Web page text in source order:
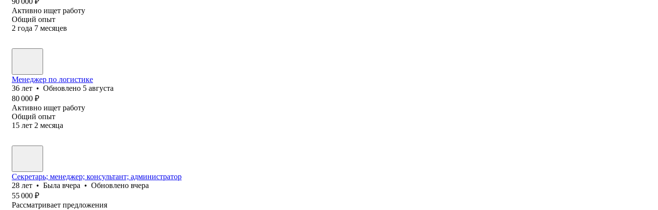
Активно ищет работу
Общий опыт
2 года 7 месяцев
Менеджер по логистике
36 лет • Обновлено 5 августа
80 000 ₽
Активно ищет работу
Общий опыт
15 лет 2 месяца
Секретарь; менеджер; консультант; администратор
28 лет • Была вчера • Обновлено вчера
55 000 ₽
Рассматривает предложения